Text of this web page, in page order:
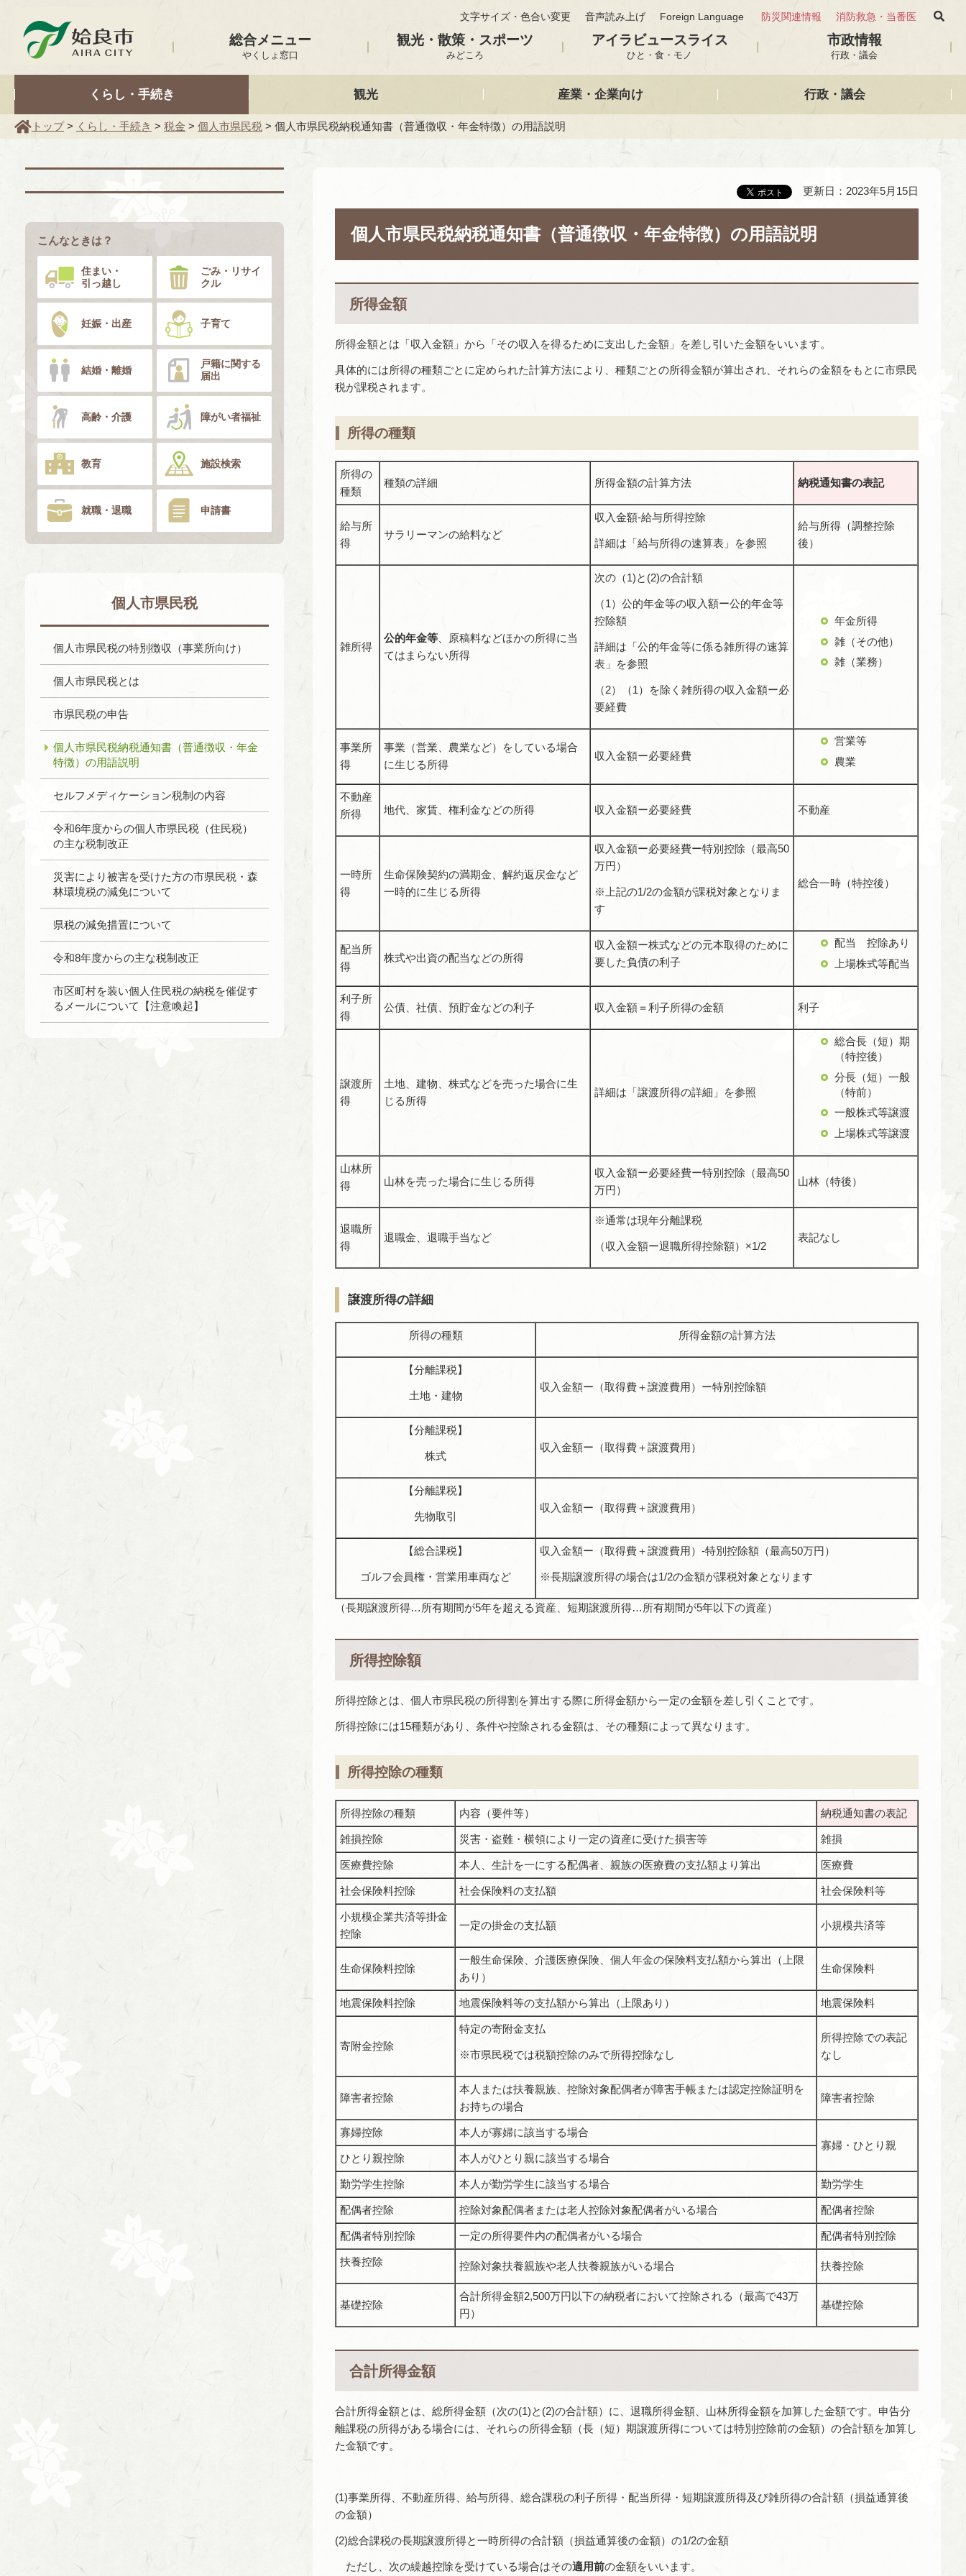
文字サイズ・色合い変更 音声読み上げ Foreign Language 防災関連情報 消防救急・当番医
総合メニュー
やくしょ窓口
観光・散策・スポーツ
みどころ
アイラビュースライス
ひと・食・モノ
市政情報
行政・議会
くらし・手続き 観光 産業・企業向け 行政・議会
トップ> くらし・手続き > 税金 > 個人市県民税 > 個人市県民税納税通知書（普通徴収・年金特徴）の用語説明
こんなときは？
住まい・
引っ越し
ごみ・リサイ
クル
妊娠・出産 子育て
結婚・離婚
戸籍に関する
届出
高齢・介護 障がい者福祉
教育 施設検索
就職・退職 申請書
個人市県民税
個人市県民税の特別徴収（事業所向け）
個人市県民税とは
市県民税の申告
個人市県民税納税通知書（普通徴収・年金
特徴）の用語説明
セルフメディケーション税制の内容
令和6年度からの個人市県民税（住民税）
の主な税制改正
災害により被害を受けた方の市県民税・森
林環境税の減免について
県税の減免措置について
令和8年度からの主な税制改正
市区町村を装い個人住民税の納税を催促す
るメールについて【注意喚起】
更新日：2023年5月15日
個人市県民税納税通知書（普通徴収・年金特徴）の用語説明
所得金額
所得金額とは「収入金額」から「その収入を得るために支出した金額」を差し引いた金額をいいます。
具体的には所得の種類ごとに定められた計算方法により、種類ごとの所得金額が算出され、それらの金額をもとに市県民
税が課税されます。
所得の種類
所得の
種類
種類の詳細 所得金額の計算方法 納税通知書の表記
給与所
得
サラリーマンの給料など
収入金額-給与所得控除
詳細は「給与所得の速算表」を参照
給与所得（調整控除
後）
雑所得
公的年金等 、原稿料などほかの所得に当
てはまらない所得
次の（1)と(2)の合計額
（1）公的年金等の収入額ー公的年金等
控除額
詳細は「公的年金等に係る雑所得の速算
表」を参照
（2）（1）を除く雑所得の収入金額ー必
要経費
年金所得
雑（その他）
雑（業務）
事業所
得
事業（営業、農業など）をしている場合
に生じる所得
収入金額ー必要経費
営業等
農業
不動産
所得
地代、家賃、権利金などの所得 収入金額ー必要経費 不動産
一時所
得
生命保険契約の満期金、解約返戻金など
一時的に生じる所得
収入金額ー必要経費ー特別控除（最高50
万円）
※上記の1/2の金額が課税対象となりま
す
総合一時（特控後）
配当所
得
株式や出資の配当などの所得
収入金額ー株式などの元本取得のために
要した負債の利子
配当
控除あり
上場株式等配当
利子所
得
公債、社債、預貯金などの利子 収入金額＝利子所得の金額 利子
譲渡所
得
土地、建物、株式などを売った場合に生
じる所得
詳細は「譲渡所得の詳細」を参照
総合長（短）期
（特控後）
分長（短）一般
（特前）
一般株式等譲渡
上場株式等譲渡
山林所
得
山林を売った場合に生じる所得
収入金額ー必要経費ー特別控除（最高50
万円）
山林（特後）
退職所
得
退職金、退職手当など
※通常は現年分離課税
（収入金額ー退職所得控除額）×1/2
表記なし
譲渡所得の詳細
所得の種類 所得金額の計算方法
【分離課税】
土地・建物
収入金額ー（取得費＋譲渡費用）ー特別控除額
【分離課税】
株式
収入金額ー（取得費＋譲渡費用）
【分離課税】
先物取引
収入金額ー（取得費＋譲渡費用）
【総合課税】
ゴルフ会員権・営業用車両など
収入金額ー（取得費＋譲渡費用）-特別控除額（最高50万円）
※長期譲渡所得の場合は1/2の金額が課税対象となります
（長期譲渡所得…所有期間が5年を超える資産、短期譲渡所得…所有期間が5年以下の資産）
所得控除額
所得控除とは、個人市県民税の所得割を算出する際に所得金額から一定の金額を差し引くことです。
所得控除には15種類があり、条件や控除される金額は、その種類によって異なります。
所得控除の種類
所得控除の種類 内容（要件等） 納税通知書の表記
雑損控除 災害・盗難・横領により一定の資産に受けた損害等 雑損
医療費控除 本人、生計を一にする配偶者、親族の医療費の支払額より算出 医療費
社会保険料控除 社会保険料の支払額 社会保険料等
小規模企業共済等掛金
控除
一定の掛金の支払額 小規模共済等
生命保険料控除
一般生命保険、介護医療保険、個人年金の保険料支払額から算出（上限
あり）
生命保険料
地震保険料控除 地震保険料等の支払額から算出（上限あり） 地震保険料
寄附金控除
特定の寄附金支払
※市県民税では税額控除のみで所得控除なし
所得控除での表記
なし
障害者控除
本人または扶養親族、控除対象配偶者が障害手帳または認定控除証明を
お持ちの場合
障害者控除
寡婦控除
本人が寡婦に該当する場合
寡婦・ひとり親
ひとり親控除
本人がひとり親に該当する場合
勤労学生控除 本人が勤労学生に該当する場合 勤労学生
配偶者控除 控除対象配偶者または老人控除対象配偶者がいる場合 配偶者控除
配偶者特別控除 一定の所得要件内の配偶者がいる場合 配偶者特別控除
扶養控除 控除対象扶養親族や老人扶養親族がいる場合 扶養控除
基礎控除
合計所得金額2,500万円以下の納税者において控除される（最高で43万
円）
基礎控除
合計所得金額
合計所得金額とは、総所得金額（次の(1)と(2)の合計額）に、退職所得金額、山林所得金額を加算した金額です。申告分
離課税の所得がある場合には、それらの所得金額（長（短）期譲渡所得については特別控除前の金額）の合計額を加算し
た金額です。
(1)事業所得、不動産所得、給与所得、総合課税の利子所得・配当所得・短期譲渡所得及び雑所得の合計額（損益通算後
の金額）
(2)総合課税の長期譲渡所得と一時所得の合計額（損益通算後の金額）の1/2の金額
ただし、次の繰越控除を受けている場合はその適用前の金額をいいます。